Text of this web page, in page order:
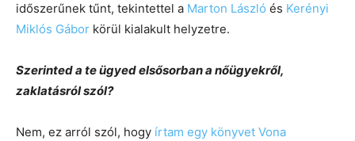
időszerűnek tűnt, tekintettel a Marton László és Kerényi
Miklós Gábor körül kialakult helyzetre.
Szerinted a te ügyed elsősorban a nőügyekről,
zaklatásról szól?
Nem, ez arról szól, hogy írtam egy könyvet Vona